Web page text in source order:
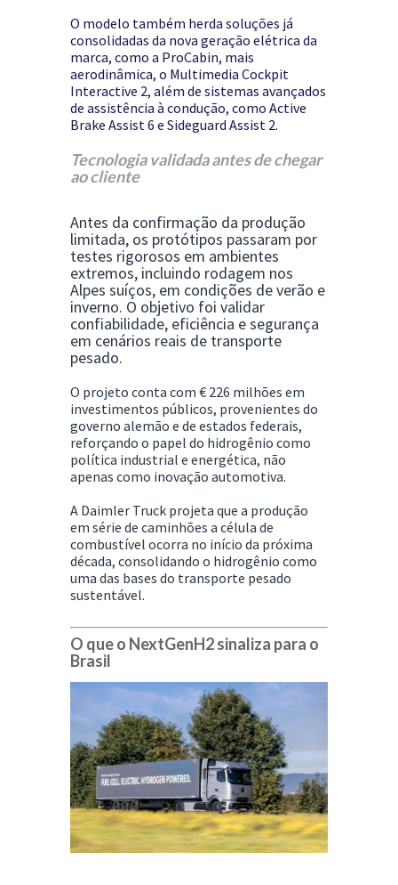
O modelo também herda soluções já
consolidadas da nova geração elétrica da
marca, como a ProCabin, mais
aerodinâmica, o Multimedia Cockpit
Interactive 2, além de sistemas avançados
de assistência à condução, como Active
Brake Assist 6 e Sideguard Assist 2.
Tecnologia validada antes de chegar
ao cliente
Antes da confirmação da produção
limitada, os protótipos passaram por
testes rigorosos em ambientes
extremos, incluindo rodagem nos
Alpes suíços, em condições de verão e
inverno. O objetivo foi validar
confiabilidade, eficiência e segurança
em cenários reais de transporte
pesado.
O projeto conta com € 226 milhões em
investimentos públicos, provenientes do
governo alemão e de estados federais,
reforçando o papel do hidrogênio como
política industrial e energética, não
apenas como inovação automotiva.
A Daimler Truck projeta que a produção
em série de caminhões a célula de
combustível ocorra no início da próxima
década, consolidando o hidrogênio como
uma das bases do transporte pesado
sustentável.
O que o NextGenH2 sinaliza para o
Brasil